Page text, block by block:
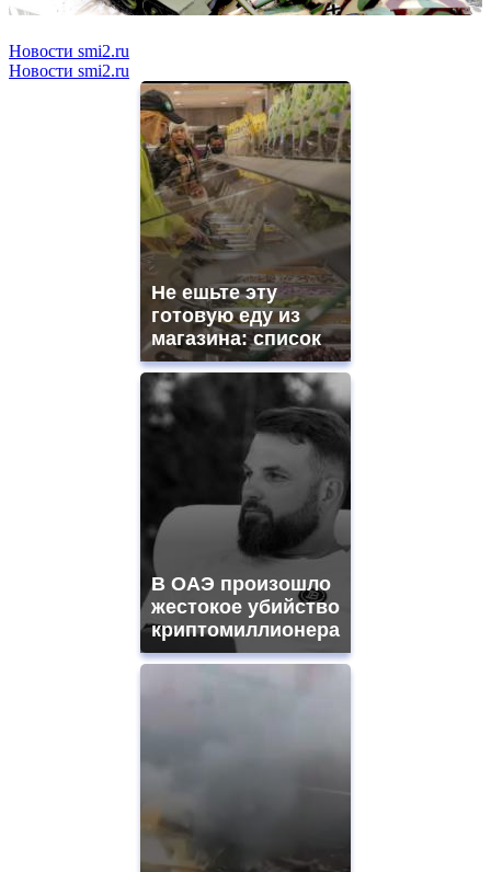
Новости smi2.ru
Новости smi2.ru
Не ешьте эту
готовую еду из
магазина: список
В ОАЭ произошло
жестокое убийство
криптомиллионера